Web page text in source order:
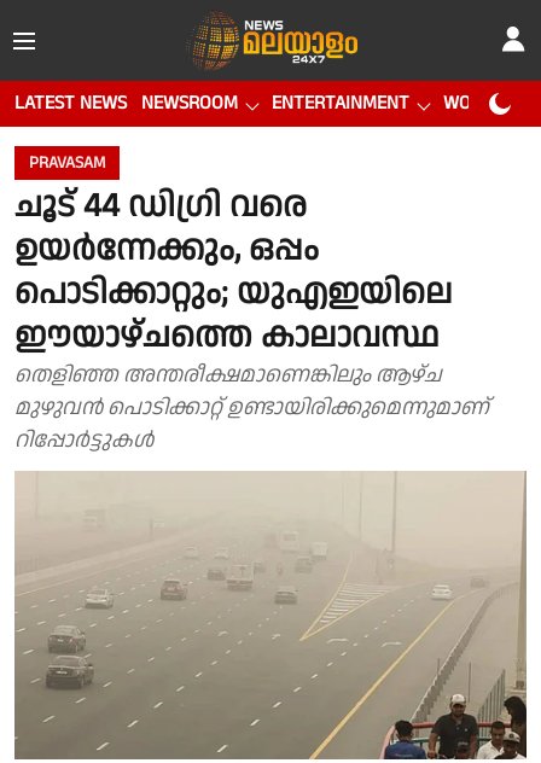
LATEST NEWS NEWSROOM ENTERTAINMENT WORLD CUP
PRAVASAM
ചൂട് 44 ഡിഗ്രി വരെ
ഉയർന്നേക്കും, ഒപ്പം
പൊടിക്കാറ്റും; യുഎഇയിലെ
ഈയാഴ്ചത്തെ കാലാവസ്ഥ
തെളിഞ്ഞ അന്തരീക്ഷമാണെങ്കിലും ആഴ്ച
മുഴുവൻ പൊടിക്കാറ്റ് ഉണ്ടായിരിക്കുമെന്നുമാണ്
റിപ്പോർട്ടുകൾ